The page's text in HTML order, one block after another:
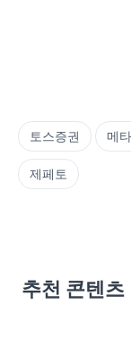
토스증권 메
제페토
추천 콘텐츠